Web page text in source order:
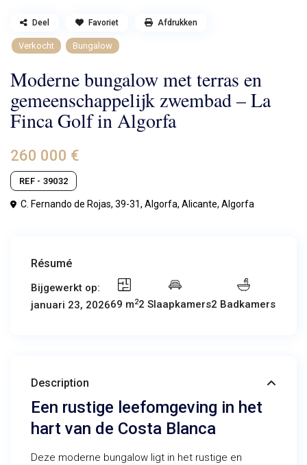
Verkocht Bungalow
Moderne bungalow met terras en
gemeenschappelijk zwembad – La
Finca Golf in Algorfa
260 000 €
REF - 39032
C. Fernando de Rojas, 39-31, Algorfa, Alicante,Algorfa
Deel Favoriet Afdrukken
Résumé
Bijgewerkt op:
januari 23, 202669 m22 Slaapkamers2 Badkamers
Description
Een rustige leefomgeving in het
hart van de Costa Blanca
Deze moderne bungalow ligt in het rustige en